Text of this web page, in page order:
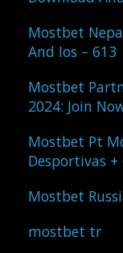
Mostbet
And Ios – 613
Mostbet
2024: Join
Mostbet Pt
Desportivas +
Mostbet
mostbet tr